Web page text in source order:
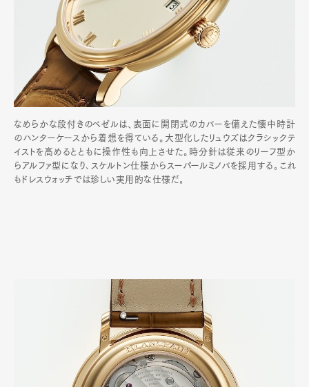
なめらかな段付きのベゼルは、表面に開閉式のカバーを備えた懐中時計
のハンターケースから着想を得ている。大型化したリュウズはクラシックテ
イストを高めるとともに操作性も向上させた。時分針は従来のリーフ型か
らアルファ型になり､スケルトン仕様からスーパールミノバを採用する｡これ
もドレスウォッチでは珍しい実用的な仕様だ｡